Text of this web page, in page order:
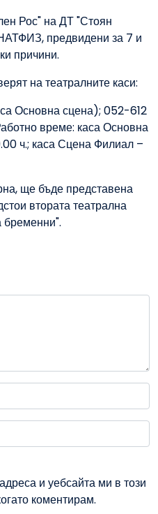
Рос" на ДТ "Стоян
предвидени за 7 и
причини.
на театралните каси:
Основна сцена); 052-612
време: каса Основна
ч.; каса Сцена Филиал –
ще бъде представена
втората театрална
бременни".
и уебсайта ми в този
коментирам.